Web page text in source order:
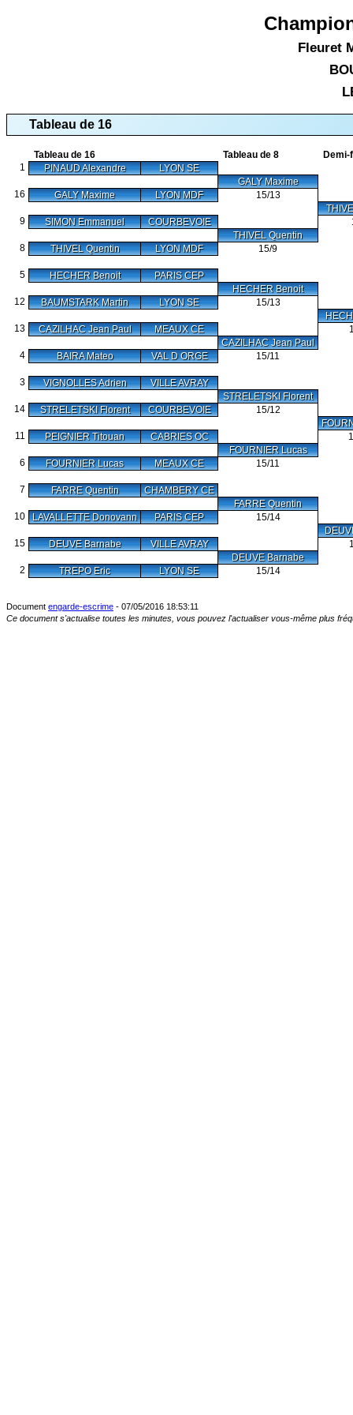
Fleuret
Tableau de 16
Tableau de 16 Tableau de 8
Demi-
1
PINAUD Alexandre
LYON SE
GALY Maxime
16
GALY Maxime LYON MDF
15/13
9
SIMON Emmanuel COURBEVOIE
THIVEL Quentin
8
THIVEL Quentin LYON MDF 15/9
5 HECHER Benoit
PARIS CEP
HECHER Benoit
12
BAUMSTARK Martin LYON SE
15/13
13
CAZILHAC Jean Paul MEAUX CE
CAZILHAC Jean Paul
4
BAIRA Mateo VAL D ORGE 15/11
3 VIGNOLLES Adrien
VILLE AVRAY
STRELETSKI Florent
14
STRELETSKI Florent COURBEVOIE
15/12
11
PEIGNIER Titouan CABRIES OC
FOURNIER Lucas
6
FOURNIER Lucas MEAUX CE 15/11
7 FARRE Quentin
CHAMBERY CE
FARRE Quentin
10 LAVALLETTE Donovann PARIS CEP
15/14
15
DEUVE Barnabe VILLE AVRAY
DEUVE Barnabe
2
TREPO Eric LYON SE 15/14
Document engarde-escrime - 07/05/2016 18:53:11
Ce document s'actualise toutes les minutes, vous pouvez l'actualiser vous-même plus